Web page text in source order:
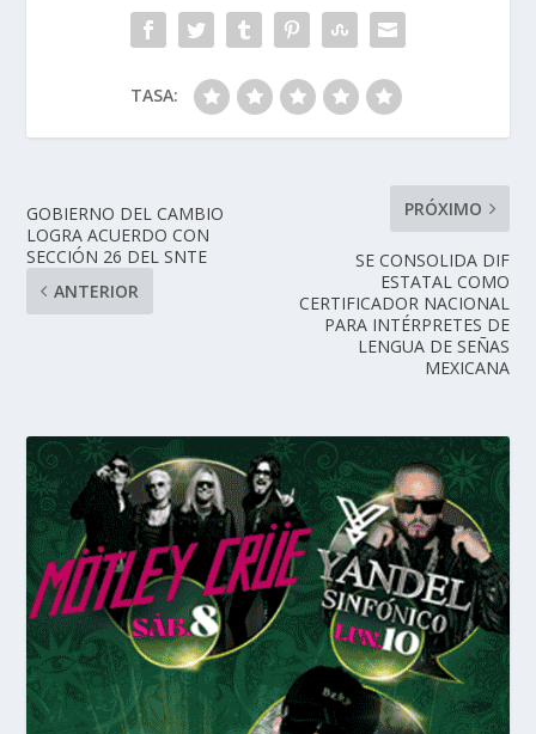
TASA:
GOBIERNO DEL CAMBIO
LOGRA ACUERDO CON
SECCIÓN 26 DEL SNTE
ANTERIOR
PRÓXIMO
SE CONSOLIDA DIF
ESTATAL COMO
CERTIFICADOR NACIONAL
PARA INTÉRPRETES DE
LENGUA DE SEÑAS
MEXICANA